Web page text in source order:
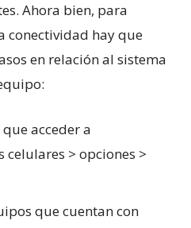
Ahora bien, para
conectividad hay que
en relación al sistema
que acceder a
> opciones >
que cuentan con